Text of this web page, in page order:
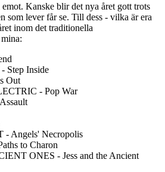
Kanske blir det nya året gott trots
som lever får se. Till dess - vilka är era
inom det traditionella
Step Inside
Out
- Pop War
Angels' Necropolis
to Charon
ONES - Jess and the Ancient